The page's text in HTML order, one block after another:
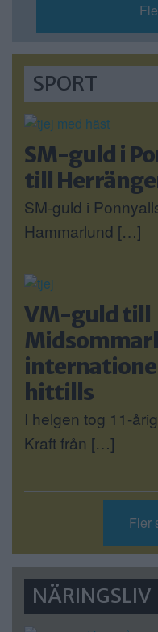
SPORT
SM-guld i
till
SM-guld i
Hammarlund […]
VM-guld till
hittills
I helgen tog 11-
Kraft från […]
Fler
NÄRINGSLIV